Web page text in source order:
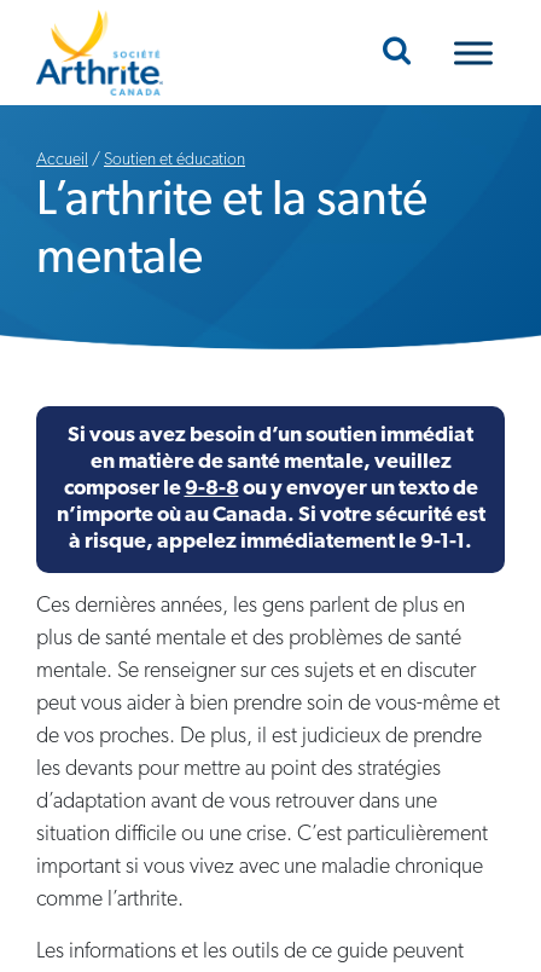
Mobile Navigation
Accueil / Soutien et éducation
L’arthrite et la santé
mentale
Si vous avez besoin d’un soutien immédiat
en matière de santé mentale, veuillez
composer le9-8-8 ou y envoyer un texto de
n’importe où au Canada. Si votre sécurité est
à risque, appelez immédiatement le 9-1-1.
Ces dernières années, les gens parlent de plus en
plus de santé mentale et des problèmes de santé
mentale. Se renseigner sur ces sujets et en discuter
peut vous aider à bien prendre soin de vous-même et
de vos proches. De plus, il est judicieux de prendre
les devants pour mettre au point des stratégies
d’adaptation avant de vous retrouver dans une
situation difficile ou une crise. C’est particulièrement
important si vous vivez avec une maladie chronique
comme l’arthrite.
Les informations et les outils de ce guide peuvent